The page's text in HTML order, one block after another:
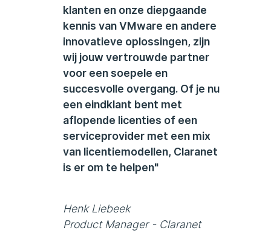
klanten en onze diepgaande
kennis van VMware en andere
innovatieve oplossingen, zijn
wij jouw vertrouwde partner
voor een soepele en
succesvolle overgang. Of je nu
een eindklant bent met
aflopende licenties of een
serviceprovider met een mix
van licentiemodellen, Claranet
is er om te helpen"
Henk Liebeek
Product Manager - Claranet